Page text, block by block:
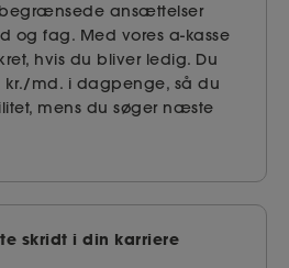
ansættelser
og fag. Med vores a-kasse
hvis du bliver ledig. Du
kr./md. i dagpenge, så du
mens du søger næste
skridt i din karriere